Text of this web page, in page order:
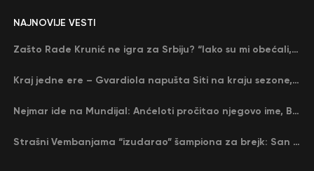
NAJNOVIJE VESTI
Zašto Rade Krunić ne igra za Srbiju? “Iako su mi obećali, niko me nije zvao…”
Kraj jedne ere – Gvardiola napušta Siti na kraju sezone, menja ga njegov nekadašnji rival
Nejmar ide na Mundijal: Anćeloti pročitao njegovo ime, Brazil u delirijumu (VIDEO)
Strašni Vembanjama “izudarao” šampiona za brejk: San Antonio poveo protiv Oklahome